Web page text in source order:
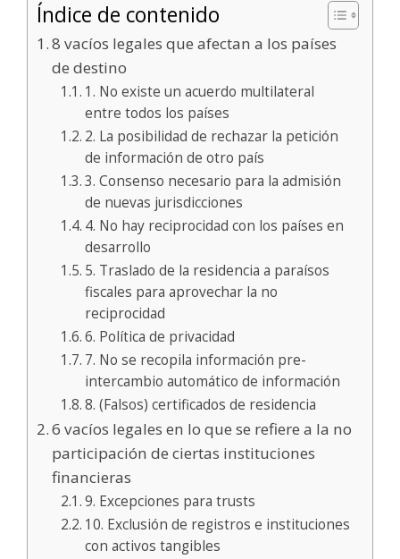
Índice de contenido
8 vacíos legales que afectan a los países
de destino
1. No existe un acuerdo multilateral
entre todos los países
2. La posibilidad de rechazar la petición
de información de otro país
3. Consenso necesario para la admisión
de nuevas jurisdicciones
4. No hay reciprocidad con los países en
desarrollo
5. Traslado de la residencia a paraísos
fiscales para aprovechar la no
reciprocidad
6. Política de privacidad
7. No se recopila información pre-
intercambio automático de información
8. (Falsos) certificados de residencia
6 vacíos legales en lo que se refiere a la no
participación de ciertas instituciones
financieras
9. Excepciones para trusts
10. Exclusión de registros e instituciones
con activos tangibles